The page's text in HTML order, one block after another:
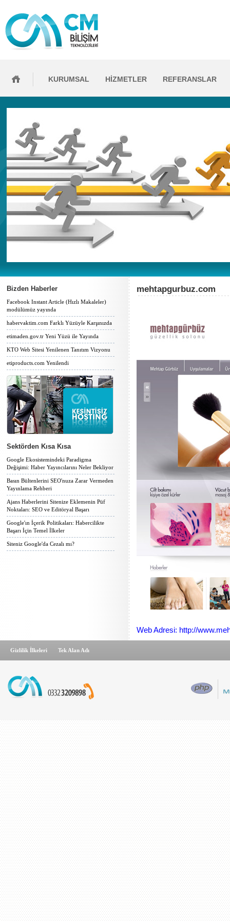
KURUMSAL HİZMETLER REFERANSLAR
Bizden Haberler
Facebook Instant Article (Hızlı Makaleler)
modülümüz yayında
habervaktim.com Farklı Yüzüyle Karşınızda
etimaden.gov.tr Yeni Yüzü ile Yayında
KTO Web Sitesi Yenilenen Tanıtım Vizyonu
etiproducts.com Yenilendi
Sektörden Kısa Kısa
Google Ekosistemindeki Paradigma
Değişimi: Haber Yayıncılarını Neler Bekliyor
Basın Bültenlerini SEO'nuza Zarar Vermeden
Yayınlama Rehberi
Ajans Haberlerini Sitenize Eklemenin Püf
Noktaları: SEO ve Editöryal Başarı
Google'ın İçerik Politikaları: Habercilikte
Başarı İçin Temel İlkeler
Siteniz Google'da Cezalı mı?
mehtapgurbuz.com
Web Adresi: http://
Gizlilik İlkeleri Tek Alan Adı